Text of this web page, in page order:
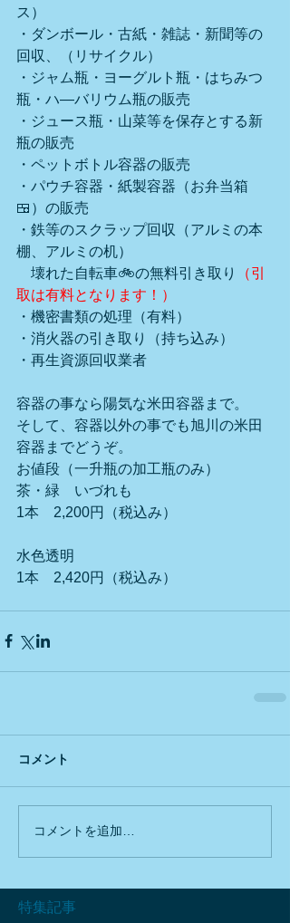
特集記事
ス）
・ダンボール・古紙・雑誌・新聞等の
回収、（リサイクル）
・ジャム瓶・ヨーグルト瓶・はちみつ
瓶・ハ―バリウム瓶の販売
・ジュース瓶・山菜等を保存とする新
瓶の販売
・ペットボトル容器の販売
・パウチ容器・紙製容器（お弁当箱
🍱）の販売
・鉄等のスクラップ回収（アルミの本
棚、アルミの机）
壊れた自転車🚲の無料引き取り
（引
取は有料となります！）
・機密書類の処理（有料）
・消火器の引き取り（持ち込み）
・再生資源回収業者
容器の事なら陽気な米田容器まで。
そして、容器以外の事でも旭川の米田
容器までどうぞ。
お値段（一升瓶の加工瓶のみ）
茶・緑　いづれも
1本　2,200円（税込み）
水色透明
1本　2,420円（税込み）
コメント
コメントを追加…